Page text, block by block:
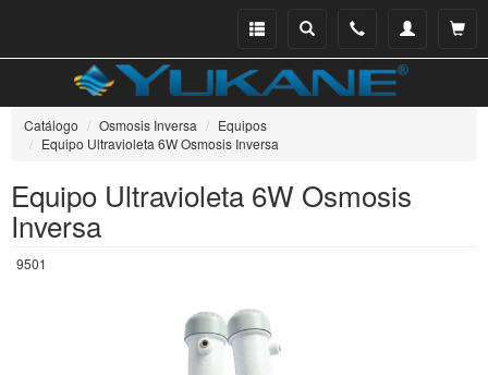
Ver
Mi
Teléfono
Buscar
Menu
Catálogo Osmosis Inversa
Equipos
Equipo Ultravioleta 6W Osmosis Inversa
Equipo Ultravioleta 6W Osmosis
Inversa
9501